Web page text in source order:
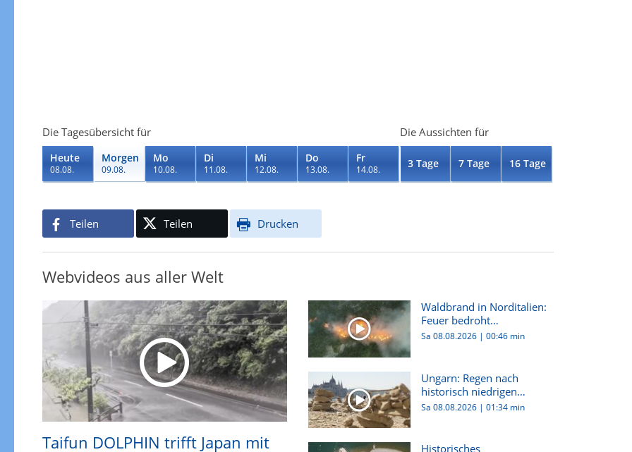
Die Tagesübersicht für
Heute
08.08.
Morgen
09.08.
Mo
10.08.
Di
11.08.
Mi
12.08.
Do
13.08.
Fr
14.08.
Die Aussichten für
3 Tage 7 Tage 16 Tage
Teilen Teilen Drucken
Webvideos aus aller Welt
Taifun DOLPHIN trifft Japan mit
Waldbrand in Norditalien:
Feuer bedroht
Wohnhäuser...
Sa 08.08.2026 |00:46 min
Ungarn: Regen nach
historisch niedrigen
Wasserstän...
Sa 08.08.2026 |01:34 min
Historisches